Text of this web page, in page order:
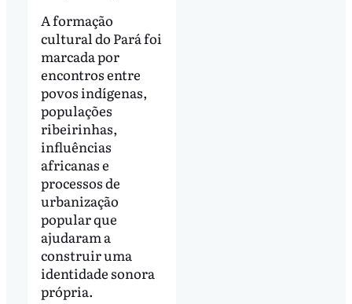
A formação
cultural do Pará foi
marcada por
encontros entre
povos indígenas,
populações
ribeirinhas,
influências
africanas e
processos de
urbanização
popular que
ajudaram a
construir uma
identidade sonora
própria.